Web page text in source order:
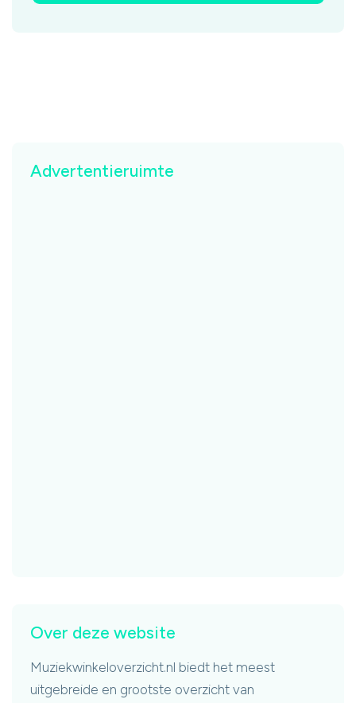
Advertentieruimte
Over deze website
Muziekwinkeloverzicht.nl biedt het meest
uitgebreide en grootste overzicht van